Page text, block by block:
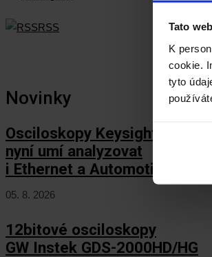
Tato
K
cookie.
tyto
RSS
Novinky
Osciloskopy Keysight HD3
nyní umí analyzovat
i Ethernet a Automotive
05. 8. 2026
12bitové osciloskopy
GW Instek GDS-2000HD/HG